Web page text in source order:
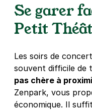
4,3
Réserver
+ Abonnements
Se garer
Petit
Les soirs de
souvent difficile de
pas chère à
Zenpark, vous
économique. Il